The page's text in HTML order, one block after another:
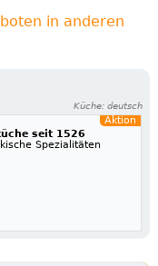
in anderen
Küche: deutsch
Aktion
seit 1526
Spezialitäten